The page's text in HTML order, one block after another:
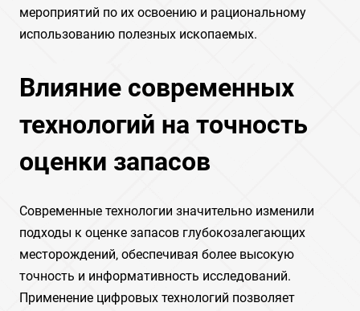
мероприятий по их освоению и рациональному
использованию полезных ископаемых.
Влияние современных
технологий на точность
оценки запасов
Современные технологии значительно изменили
подходы к оценке запасов глубокозалегающих
месторождений‚ обеспечивая более высокую
точность и информативность исследований.
Применение цифровых технологий позволяет